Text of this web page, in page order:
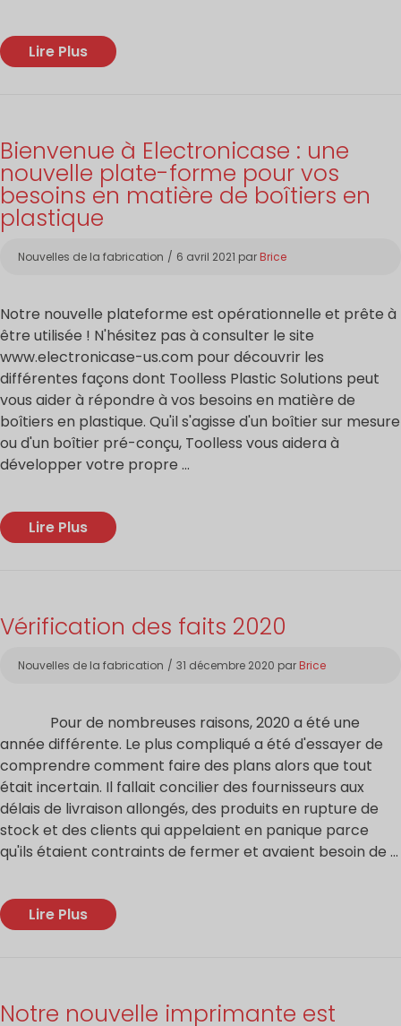
Lire Plus
Bienvenue à Electronicase : une
nouvelle plate-forme pour vos
besoins en matière de boîtiers en
plastique
Catégories
Nouvelles de la fabrication 6 avril 2021 par Brice
Notre nouvelle plateforme est opérationnelle et prête à
être utilisée ! N'hésitez pas à consulter le site
www.electronicase-us.com pour découvrir les
différentes façons dont Toolless Plastic Solutions peut
vous aider à répondre à vos besoins en matière de
boîtiers en plastique. Qu'il s'agisse d'un boîtier sur mesure
ou d'un boîtier pré-conçu, Toolless vous aidera à
développer votre propre ...
Lire Plus
Vérification des faits 2020
Catégories
Nouvelles de la fabrication 31 décembre 2020 par Brice
Pour de nombreuses raisons, 2020 a été une
année différente. Le plus compliqué a été d'essayer de
comprendre comment faire des plans alors que tout
était incertain. Il fallait concilier des fournisseurs aux
délais de livraison allongés, des produits en rupture de
stock et des clients qui appelaient en panique parce
qu'ils étaient contraints de fermer et avaient besoin de ...
Lire Plus
Notre nouvelle imprimante est